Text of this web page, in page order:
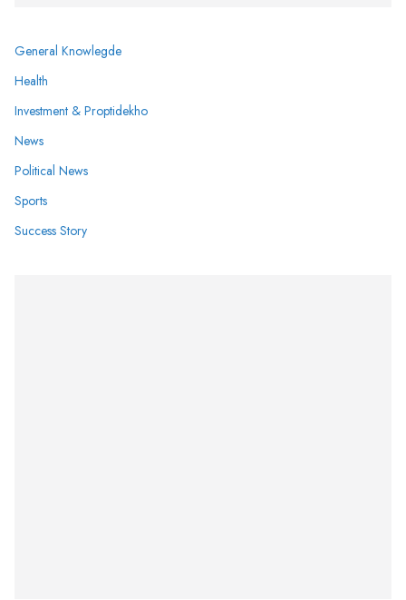
General Knowlegde
Health
Investment & Proptidekho
News
Political News
Sports
Success Story